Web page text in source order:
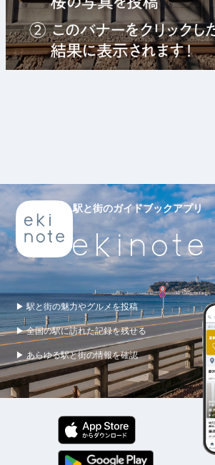
駅と街のガイドブックアプリ
▶ 駅と街の魅力やグルメを投稿
▶ 全国の駅に訪れた記録を残せる
▶ あらゆる駅と街の情報を確認